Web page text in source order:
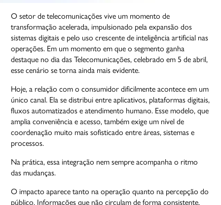
O setor de telecomunicações vive um momento de
transformação acelerada, impulsionado pela expansão dos
sistemas digitais e pelo uso crescente de inteligência artificial nas
operações. Em um momento em que o segmento ganha
destaque no dia das Telecomunicações, celebrado em 5 de abril,
esse cenário se torna ainda mais evidente.
Hoje, a relação com o consumidor dificilmente acontece em um
único canal. Ela se distribui entre aplicativos, plataformas digitais,
fluxos automatizados e atendimento humano. Esse modelo, que
amplia conveniência e acesso, também exige um nível de
coordenação muito mais sofisticado entre áreas, sistemas e
processos.
Na prática, essa integração nem sempre acompanha o ritmo
das mudanças.
O impacto aparece tanto na operação quanto na percepção do
público. Informações que não circulam de forma consistente,